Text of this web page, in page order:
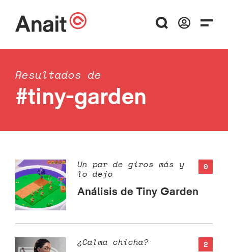
Resultados de
#tiny-garden
0
Un par de giros más y
lo dejo
Análisis de Tiny Garden
2
¿Calma chicha?